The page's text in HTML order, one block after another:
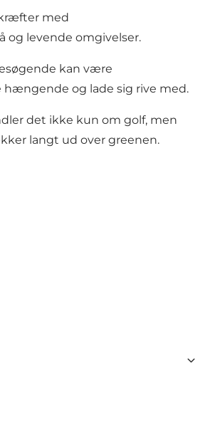
med
levende omgivelser.
kan være
og lade sig rive med.
det ikke kun om golf, men
langt ud over greenen.